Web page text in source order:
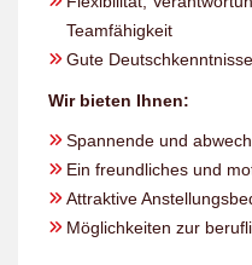
Teamfähigkeit
Gute
Wir bieten Ihnen:
Spannende und
Ein freundliches und
Attraktive
Möglichkeiten zur